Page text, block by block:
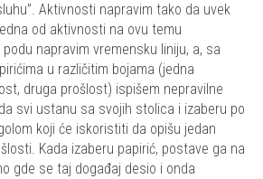
Aktivnosti napravim tako da uvek
od aktivnosti na ovu temu
napravim vremensku liniju, a, sa
u različitim bojama (jedna
druga prošlost) ispišem nepravilne
svi ustanu sa svojih stolica i izaberu po
koji će iskoristiti da opišu jedan
Kada izaberu papirić, postave ga na
gde se taj događaj desio i onda